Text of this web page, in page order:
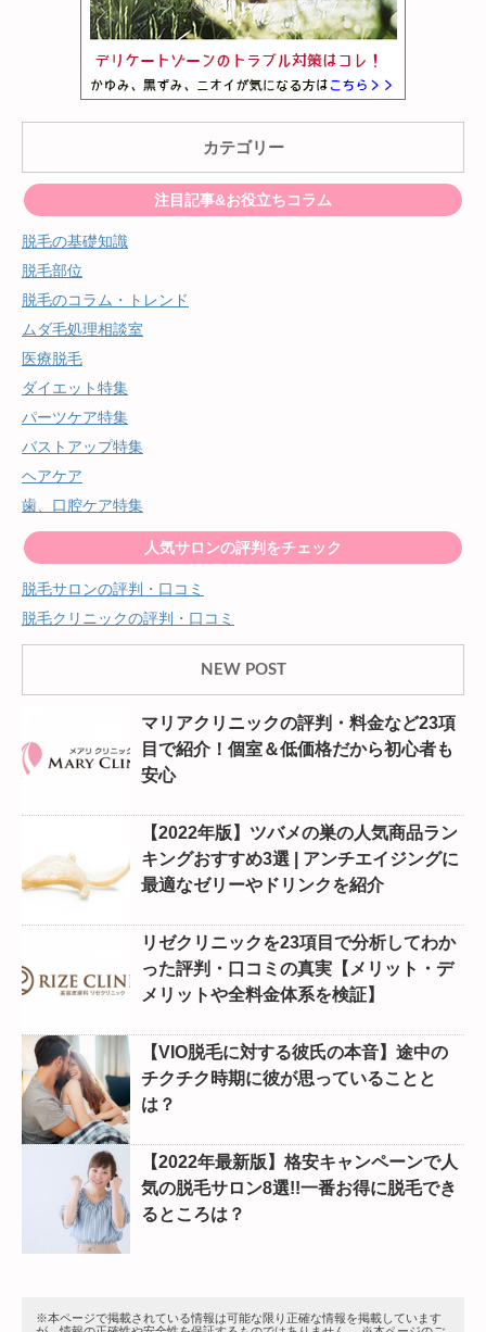
カテゴリー
注目記事&お役立ちコラム
脱毛の基礎知識
脱毛部位
脱毛のコラム・トレンド
ムダ毛処理相談室
医療脱毛
ダイエット特集
パーツケア特集
バストアップ特集
ヘアケア
歯、口腔ケア特集
人気サロンの評判をチェック
脱毛サロンの評判・口コミ
脱毛クリニックの評判・口コミ
NEW POST
マリアクリニックの評判・料金など23項
目で紹介！個室＆低価格だから初心者も
安心
【2022年版】ツバメの巣の人気商品ラン
キングおすすめ3選 | アンチエイジングに
最適なゼリーやドリンクを紹介
リゼクリニックを23項目で分析してわか
った評判・口コミの真実【メリット・デ
メリットや全料金体系を検証】
【VIO脱毛に対する彼氏の本音】途中の
チクチク時期に彼が思っていることと
は？
【2022年最新版】格安キャンペーンで人
気の脱毛サロン8選!!一番お得に脱毛でき
るところは？
※本ページで掲載されている情報は可能な限り正確な情報を掲載しています